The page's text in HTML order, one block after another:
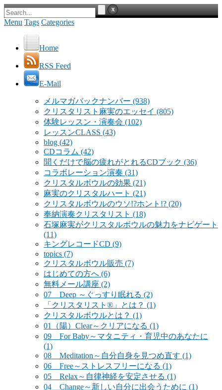
Menu Tags Categories
Home
RSS Feed
E-Mail
メルマガバックナンバー (938)
クリスタリスト麻実のエッセイ (805)
体験レッスン・演奏会 (102)
レッスンCLASS (43)
blog (42)
CDコラム (42)
聞くだけで脳の疲れがとれるCDブック (36)
コラボレーション演奏 (31)
クリスタルボウルの効果 (21)
麻実のクリスタルハート (21)
クリスタルボウルのウソ!?ホント!? (20)
奉納演奏クリスタリスト (18)
石塚麻実がクリスタルボウルの魅力をナビゲート
(11)
キングレコードCD (9)
topics (7)
クリスタルボウル販売 (7)
はじめての方へ (6)
無料メール講座 (2)
07 Deep ～ぐっすり眠れる (2)
「クリスタリスト®」とは？ (1)
クリスタルボウルとは？ (1)
01（陽）Clear～クリアになる (1)
09 For Baby～マタニティ・育児中のあなたに
(1)
08 Meditation～自分自身を見つめ直す (1)
06 Free～ストレスフリーになる (1)
05 Relax～自律神経を安定させる (1)
04 Change～新しい自分に出会うために (1)